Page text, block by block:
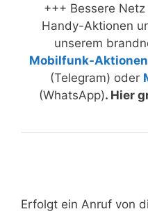
+++ Bessere
Handy-Aktionen
unserem
Mobilfunk-
(Telegram) oder
(WhatsApp). Hier
Erfolgt ein Anruf von